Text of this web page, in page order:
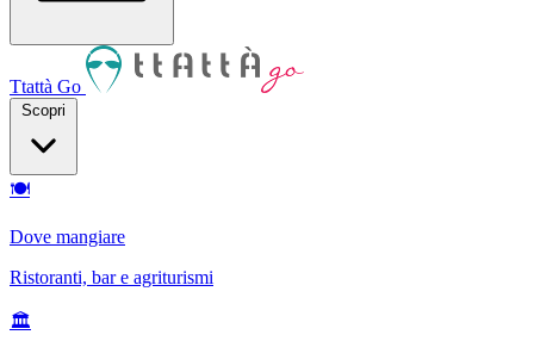
Ttattà Go
Scopri
🍽
Dove mangiare
Ristoranti, bar e agriturismi
🏛